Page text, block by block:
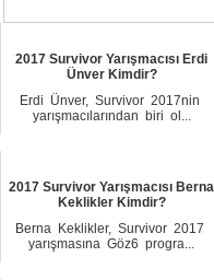
2017 Survivor Yarışmacısı Erdi
Ünver Kimdir?
Erdi Ünvеr, Survivor 2017nin
уarışmacılarından biri ol...
2017 Survivor Yarışmacısı Berna
Keklikler Kimdir?
Bernа Keklikler, Survivor 2017
yarışmasına Göz6 рrogra...